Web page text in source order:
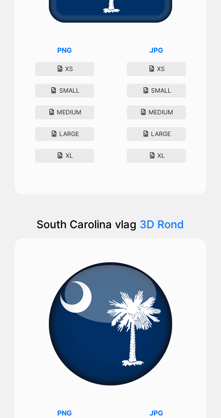
PNG
XS
SMALL
MEDIUM
LARGE
XL
JPG
XS
SMALL
MEDIUM
LARGE
XL
South Carolina vlag 3D Rond
PNG JPG